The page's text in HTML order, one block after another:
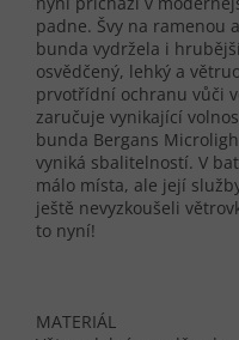
padne. Švy na ramenou
bunda vydržela i
osvědčený, lehký a
prvotřídní ochranu vůči
zaručuje vynikající
bunda Bergans
vyniká sbalitelností. V
málo místa, ale její
ještě nevyzkoušeli
to nyní!
MATERIÁL